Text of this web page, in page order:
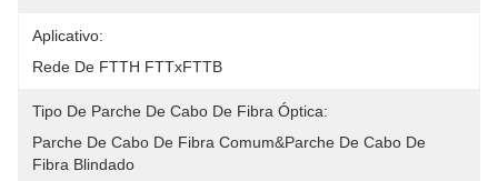
Aplicativo:
Rede De FTTH FTTxFTTB
Tipo De Parche De Cabo De Fibra Óptica:
Parche De Cabo De Fibra Comum&Parche De Cabo De
Fibra Blindado